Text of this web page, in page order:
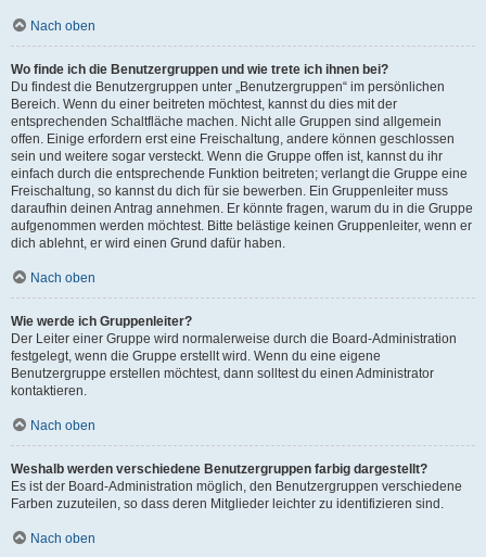
Nach oben
Wo finde ich die Benutzergruppen und wie trete ich ihnen bei?
Du findest die Benutzergruppen unter „Benutzergruppen“ im persönlichen
Bereich. Wenn du einer beitreten möchtest, kannst du dies mit der
entsprechenden Schaltfläche machen. Nicht alle Gruppen sind allgemein
offen. Einige erfordern erst eine Freischaltung, andere können geschlossen
sein und weitere sogar versteckt. Wenn die Gruppe offen ist, kannst du ihr
einfach durch die entsprechende Funktion beitreten; verlangt die Gruppe eine
Freischaltung, so kannst du dich für sie bewerben. Ein Gruppenleiter muss
daraufhin deinen Antrag annehmen. Er könnte fragen, warum du in die Gruppe
aufgenommen werden möchtest. Bitte belästige keinen Gruppenleiter, wenn er
dich ablehnt, er wird einen Grund dafür haben.
Nach oben
Wie werde ich Gruppenleiter?
Der Leiter einer Gruppe wird normalerweise durch die Board-Administration
festgelegt, wenn die Gruppe erstellt wird. Wenn du eine eigene
Benutzergruppe erstellen möchtest, dann solltest du einen Administrator
kontaktieren.
Nach oben
Weshalb werden verschiedene Benutzergruppen farbig dargestellt?
Es ist der Board-Administration möglich, den Benutzergruppen verschiedene
Farben zuzuteilen, so dass deren Mitglieder leichter zu identifizieren sind.
Nach oben